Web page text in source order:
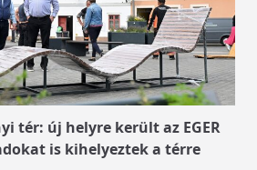
tér: új helyre került az EGER
is kihelyeztek a térre